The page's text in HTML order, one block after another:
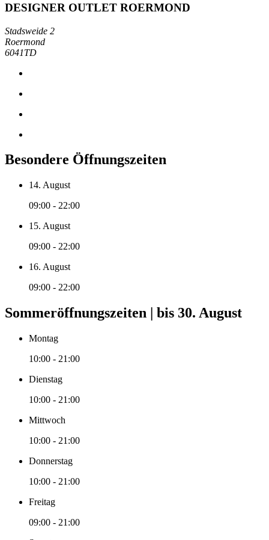
DESIGNER OUTLET ROERMOND
Stadsweide 2
Roermond
6041TD
Besondere Öffnungszeiten
14. August
09:00 - 22:00
15. August
09:00 - 22:00
16. August
09:00 - 22:00
Sommeröffnungszeiten | bis 30. August
Montag
10:00 - 21:00
Dienstag
10:00 - 21:00
Mittwoch
10:00 - 21:00
Donnerstag
10:00 - 21:00
Freitag
09:00 - 21:00